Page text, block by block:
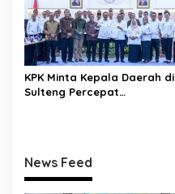
KPK Minta Kepala Daerah di
Sulteng Percepat
News Feed